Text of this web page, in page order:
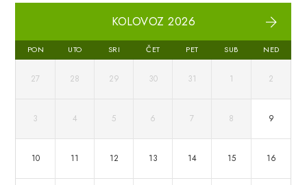
KOLOVOZ 2026
PON UTO SRI ČET PET SUB NED
27 28 29 30 31 1 2
3 4 5 6 7 8 9
10 11 12 13 14 15 16